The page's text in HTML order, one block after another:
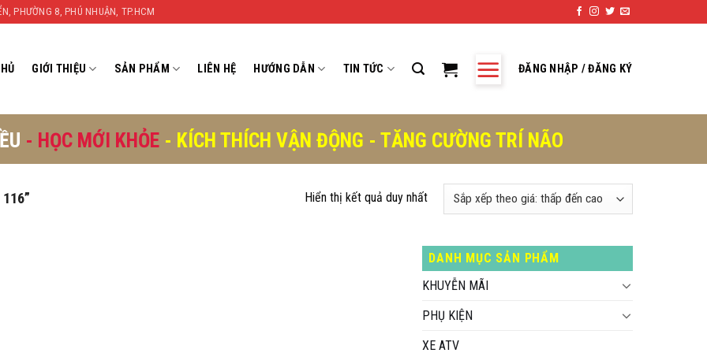
PHƯỜNG 8, PHÚ NHUẬN, TP.HCM
GIỚI THIỆU SẢN PHẨM LIÊN HỆ HƯỚNG DẪN TIN TỨC ĐĂNG NHẬP / ĐĂNG KÝ
- HỌC MỚI KHỎE - KÍCH THÍCH VẬN ĐỘNG - TĂNG CƯỜNG TRÍ NÃO
Hiển thị kết quả duy nhất
DANH MỤC SẢN PHẨM
KHUYỄN MÃI
PHỤ KIỆN
XE ATV